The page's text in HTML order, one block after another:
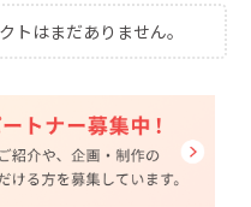
トはまだありません。